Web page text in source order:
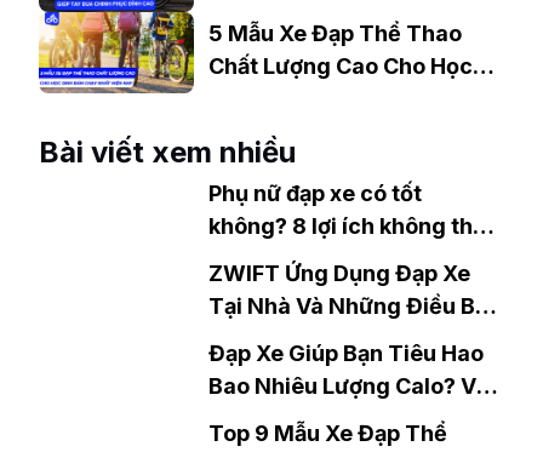
Chinh Phục Đỉnh Cao
5 Mẫu Xe Đạp Thể Thao
Chất Lượng Cao Cho Học
Bài viết xem nhiều
Phụ nữ đạp xe có tốt
không? 8 lợi ích không thể
bỏ qua
ZWIFT Ứng Dụng Đạp Xe
Tại Nhà Và Những Điều Bạn
Cần Biết.
Đạp Xe Giúp Bạn Tiêu Hao
Bao Nhiêu Lượng Calo? Và
Những Lưu Ý.
Top 9 Mẫu Xe Đạp Thể